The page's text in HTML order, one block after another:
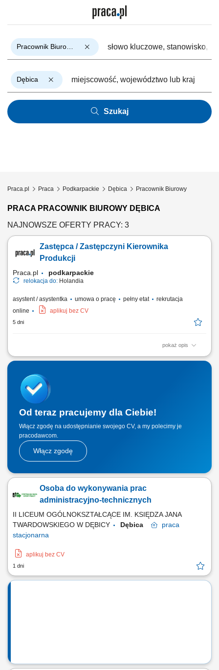
Dębica
Szukaj
Praca.pl Praca Podkarpackie Dębica Pracownik Biurowy
PRACA PRACOWNIK BIUROWY DĘBICA
NAJNOWSZE OFERTY PRACY: 3
Zastępca / Zastępczyni Kierownika
Produkcji
Praca.pl podkarpackie
relokacja do: Holandia
asystent / asystentka umowa o pracę pełny etat
rekrutacja
online
aplikuj bez CV
5 dni
pokaż opis
Opis stanowiska: Planowanie oraz bieżące nadzorowanie realizacji
produkcyjno-logistycznego (10–20 osób) oraz wsparcie w codziennych
zadaniach operacyjnych. Kontrola realizacji planów produkcyjnych,
terminowości oraz...
Od teraz pracujemy dla Ciebie!
Włącz zgodę na udostępnianie swojego CV, a my polecimy je
pracodawcom.
Włącz zgodę
Osoba do wykonywania prac
administracyjno-technicznych
II LICEUM OGÓLNOKSZTAŁCĄCE IM. KSIĘDZA JANA
TWARDOWSKIEGO W DĘBICY
Dębica
praca
stacjonarna
aplikuj bez CV
1 dni